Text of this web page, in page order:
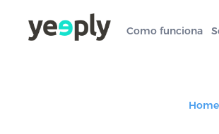
Como funciona
Home